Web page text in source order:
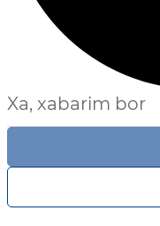
Xa, xabarim bor